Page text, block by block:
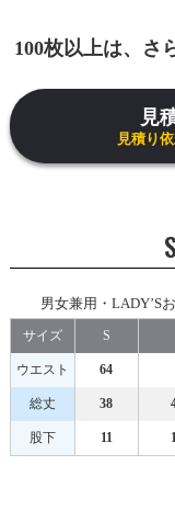
100枚以上は、さ
見
見積り
男女兼用・LADY’S
サイズ S
ウエスト 64
総丈 38
股下 11